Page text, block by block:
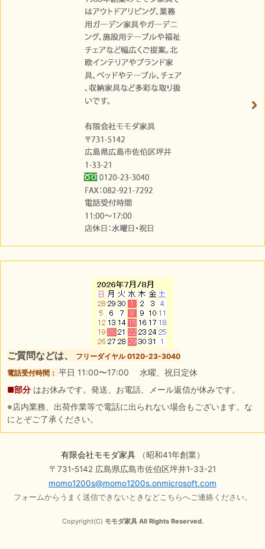
ご質問などは、
フリーダイヤル 0120-23-3040
電話受付時間： 平日 11:00〜17:00 水曜、祝日定休
■部分 はお休みです。発送、お電話、メール返信が休みです。
※店内業務、出荷作業等で電話に出られない場合もございます。な
にとぞご了承ください。
有限会社モモダ家具（昭和41年創業）
〒731-5142 広島県広島市佐伯区坪井1-33-21
momo1200s@momo1200s.onmicrosoft.com
フォームからうまく送信できないときなどこちらへご連絡ください。
Copyright(C) モモダ家具 All Rights Reserved.